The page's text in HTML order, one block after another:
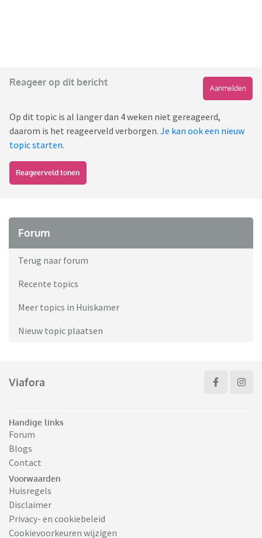
Reageer op dit bericht
Aanmelden
Op dit topic is al langer dan 4 weken niet gereageerd,
daarom is het reageerveld verborgen. Je kan ook een nieuw
topic starten.
Reageerveld tonen
Forum
Terug naar forum
Recente topics
Meer topics in Huiskamer
Nieuw topic plaatsen
Viafora
Handige links
Forum
Blogs
Contact
Voorwaarden
Huisregels
Disclaimer
Privacy- en cookiebeleid
Cookievoorkeuren wijzigen